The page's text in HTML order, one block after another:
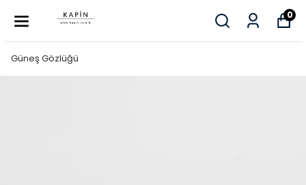
0
Güneş Gözlüğü